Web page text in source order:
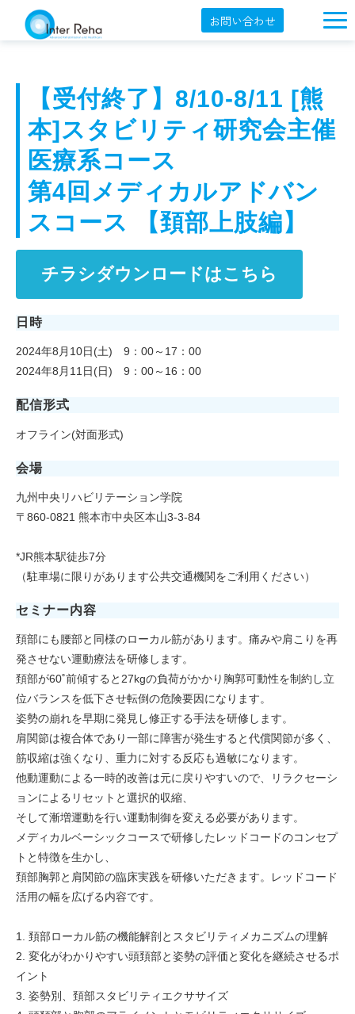
お問い合わせ
製品一覧
展示会・学会
セミナー情報
導入事例
YouTube
オンラインショップ
English
【受付終了】8/10-8/11 [熊
本]スタビリティ研究会主催
医療系コース
第4回メディカルアドバン
スコース 【頚部上肢編】
チラシダウンロードはこちら
日時
2024年8月10日(土) 9：00～17：00
2024年8月11日(日) 9：00～16：00
配信形式
オフライン(対面形式)
会場
九州中央リハビリテーション学院
〒860-0821 熊本市中央区本山3-3-84
*JR熊本駅徒歩7分
（駐⾞場に限りがあります公共交通機関をご利⽤ください）
セミナー内容
頚部にも腰部と同様のローカル筋があります。痛みや肩こりを再
発させない運動療法を研修します。
頚部が60˚前傾すると27kgの負荷がかかり胸郭可動性を制約し立
位バランスを低下させ転倒の危険要因になります。
姿勢の崩れを早期に発見し修正する手法を研修します。
肩関節は複合体であり一部に障害が発生すると代償関節が多く、
筋収縮は強くなり、重力に対する反応も過敏になります。
他動運動による一時的改善は元に戻りやすいので、リラクセーシ
ョンによるリセットと選択的収縮、
そして漸増運動を行い運動制御を変える必要があります。
メディカルベーシックコースで研修したレッドコードのコンセプ
トと特徴を生かし、
頚部胸郭と肩関節の臨床実践を研修いただきます。レッドコード
活用の幅を広げる内容です。
1. 頚部ローカル筋の機能解剖とスタビリティメカニズムの理解
2. 変化がわかりやすい頭頚部と姿勢の評価と変化を継続させるポ
イント
3. 姿勢別、頚部スタビリティエクササイズ